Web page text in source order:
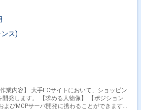
ス)
人物像】 【ポジション
よびMCPサーバ開発に携わることができます。